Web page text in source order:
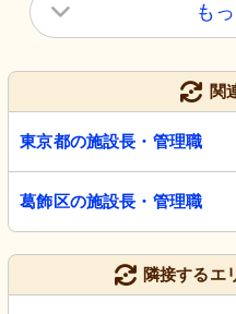
も
関
東京都の施設長・管理職
葛飾区の施設長・管理職
隣接するエ